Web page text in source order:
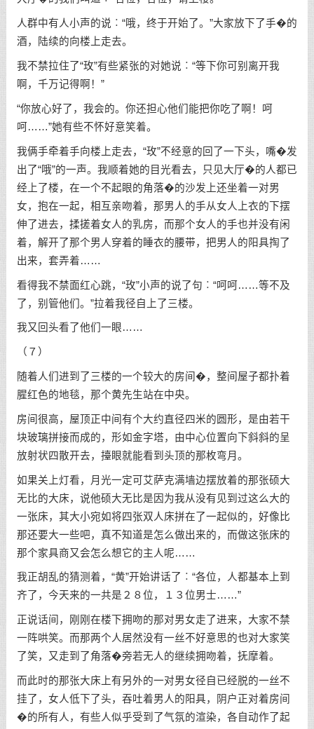
人群中有人小声的说︰“哦，终于开始了。”大家放下了手�的
酒，陆续的向楼上走去。
我不禁拉住了“玫”有些紧张的对她说︰“等下你可别离开我
啊，千万记得啊！”
“你放心好了，我会的。你还担心他们能把你吃了啊！呵
呵……”她有些不怀好意笑着。
我俩手牵着手向楼上走去，“玫”不经意的回了一下头，嘴�发
出了“哦”的一声。我顺着她的目光看去，只见大厅�的人都已
经上了楼，在一个不起眼的角落�的沙发上还坐着一对男
女，抱在一起，相互亲吻着，那男人的手从女人上衣的下摆
伸了进去，揉搓着女人的乳房，而那个女人的手也并没有闲
着，解开了那个男人穿着的睡衣的腰带，把男人的阳具掏了
出来，套弄着……
看得我不禁面红心跳，“玫”小声的说了句︰“呵呵……等不及
了，别管他们。”拉着我径自上了三楼。
我又回头看了他们一眼……
（７）
随着人们进到了三楼的一个较大的房间�，整间屋子都扑着
腥红色的地毯，那个黄先生站在中央。
房间很高，屋顶正中间有个大约直径四米的圆形，是由若干
块玻璃拼接而成的，形如金字塔，由中心位置向下斜斜的呈
放射状四散开去，擡眼就能看到头顶的那枚弯月。
如果关上灯看，月光一定可艾萨克满墙边摆放着的那张硕大
无比的大床，说他硕大无比是因为我从没有见到过这么大的
一张床，其大小宛如将四张双人床拼在了一起似的，好像比
那还要大一些吧，真不知道是怎么做出来的，而做这张床的
那个家具商又会怎么想它的主人呢……
我正胡乱的猜测着，“黄”开始讲话了︰“各位，人都基本上到
齐了，今天来的一共是２８位，１３位男士……”
正说话间，刚刚在楼下拥吻的那对男女走了进来，大家不禁
一阵哄笑。而那两个人居然没有一丝不好意思的也对大家笑
了笑，又走到了角落�旁若无人的继续拥吻着，抚摩着。
而此时的那张大床上有另外的一对男女径自已经脱的一丝不
挂了，女人低下了头，吞吐着男人的阳具，阴户正对着房间
�的所有人，有些人似乎受到了气氛的渲染，各自动作了起